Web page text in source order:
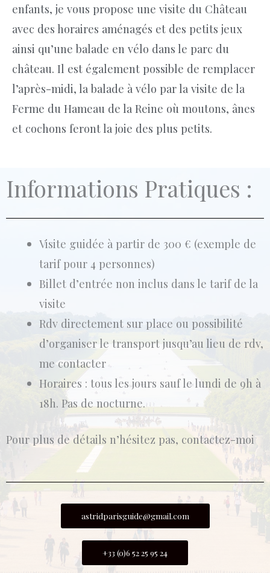
enfants, je vous propose une visite du Château
avec des horaires aménagés et des petits jeux
ainsi qu’une balade en vélo dans le parc du
château. Il est également possible de remplacer
l’après-midi, la balade à vélo par la visite de la
Ferme du Hameau de la Reine où moutons, ânes
et cochons feront la joie des plus petits.
Informations Pratiques :
Visite guidée à partir de 300 € (exemple de
tarif pour 4 personnes)
Billet d’entrée non inclus dans le tarif de la
visite
Rdv directement sur place ou possibilité
d’organiser le transport jusqu’au lieu de rdv,
me contacter
Horaires : tous les jours sauf le lundi de 9h à
18h. Pas de nocturne.
Pour plus de détails n’hésitez pas, contactez-moi
astridparisguide@gmail.com
+33 (0)6 52 25 95 24